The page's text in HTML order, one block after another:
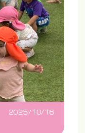
2025/10/16